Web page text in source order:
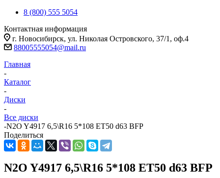
8 (800) 555 5054
Контактная информация
г. Новосибирск, ул. Николая Островского, 37/1, оф.4
88005555054@mail.ru
Главная
-
Каталог
-
Диски
-
Все диски
-N2O Y4917 6,5\R16 5*108 ET50 d63 BFP
Поделиться
N2O Y4917 6,5\R16 5*108 ET50 d63 BFP